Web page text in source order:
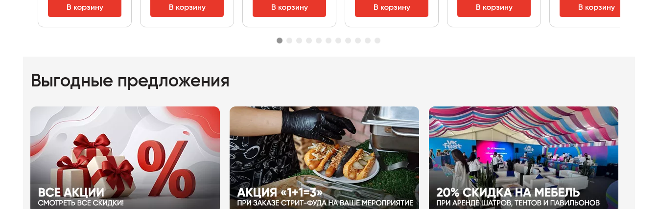
В корзину В корзину В корзину В корзину В корзину В корзину
Выгодные предложения